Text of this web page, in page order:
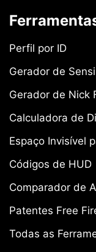
Perfil por ID
Gerador de Sensi
Gerador de Nick
Calculadora de
Espaço Invisível
Códigos de HUD
Comparador de
Patentes Free
Todas as